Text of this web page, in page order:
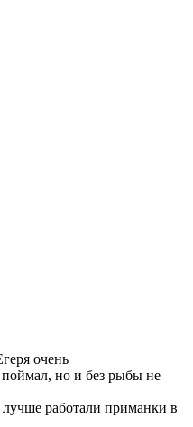
очень
поймал, но и без рыбы не
работали приманки в